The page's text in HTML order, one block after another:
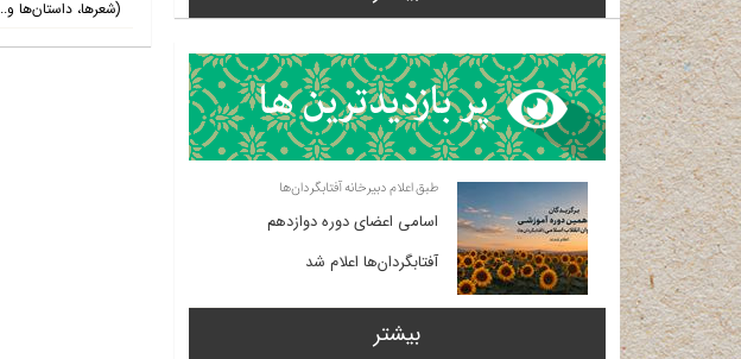
(شعرها، داستان‌ها
طبق اعلام دبیرخانه آفتابگردان‌ها
اسامی اعضای دوره دوازدهم
آفتابگردان‌ها اعلام شد
بیشتر